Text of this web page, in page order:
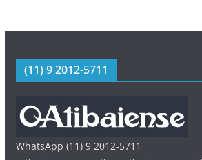
(11) 9 2012-5711
WhatsApp (11) 9 2012-5711